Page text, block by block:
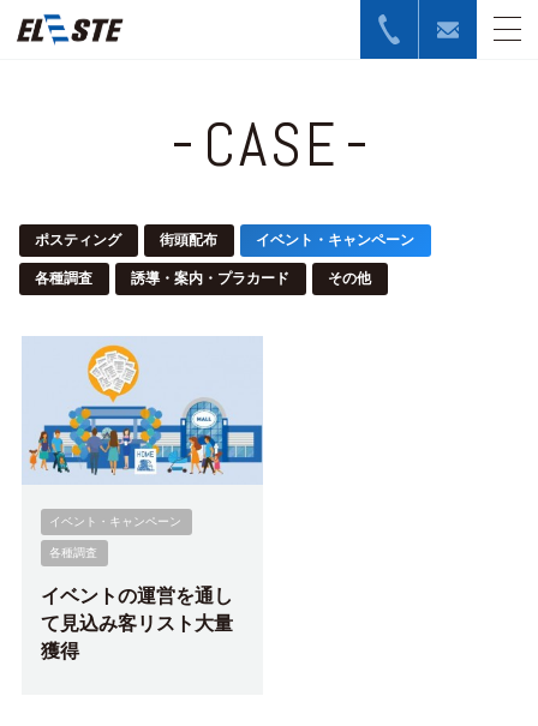
CASE
ポスティング 街頭配布 イベント・キャンペーン
各種調査 誘導・案内・プラカード その他
イベント・キャンペーン
各種調査
イベントの運営を通し
て見込み客リスト大量
獲得